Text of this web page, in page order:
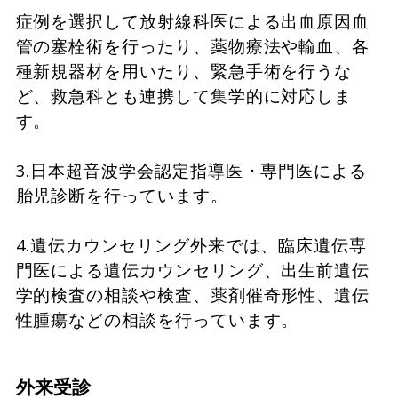
症例を選択して放射線科医による出血原因血
管の塞栓術を行ったり、薬物療法や輸血、各
種新規器材を用いたり、緊急手術を行うな
ど、救急科とも連携して集学的に対応しま
す。
3.日本超音波学会認定指導医・専門医による
胎児診断を行っています。
4.遺伝カウンセリング外来では、臨床遺伝専
門医による遺伝カウンセリング、出生前遺伝
学的検査の相談や検査、薬剤催奇形性、遺伝
性腫瘍などの相談を行っています。
外来受診